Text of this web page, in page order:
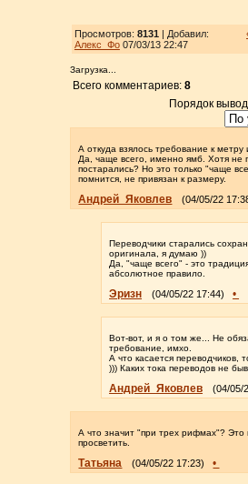
Просмотров: 8131| Добавил:
Алекс_Фо07/03/13 22:47
Загрузка...
Всего комментариев:8
Порядок
А откуда взялось требование к
Да, чаще всего, именно ямб. Хотя не
постарались? Но это только "чаще
помнится, не привязан к размеру.
Андрей_Яковлев (04/05/22
Переводчики старались
оригинала, я думаю ))
Да, "чаще всего" - это
абсолютное правило.
Эризн (04/05/22 17:44) •
Вот-вот, и я о том же... Не
требование, имхо.
А что касается переводчиков,
))) Каких тока переводов не
Андрей_Яковлев (04/05/
А что значит "при трех рифмах"? Это
просветить.
Татьяна (04/05/22 17:23) •